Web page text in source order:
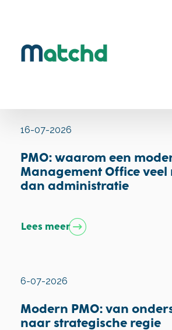
16-07-2026
PMO: waarom een
Management Office veel
dan administratie
Lees meer
6-07-2026
Modern PMO: van
naar strategische regie